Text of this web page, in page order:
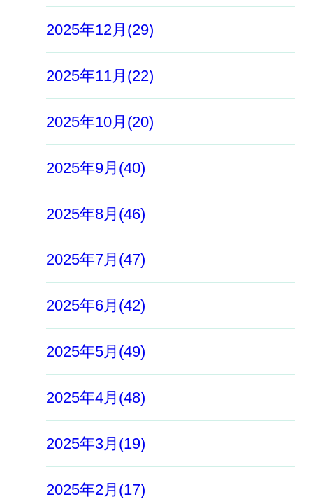
2025年12月(29)
2025年11月(22)
2025年10月(20)
2025年9月(40)
2025年8月(46)
2025年7月(47)
2025年6月(42)
2025年5月(49)
2025年4月(48)
2025年3月(19)
2025年2月(17)